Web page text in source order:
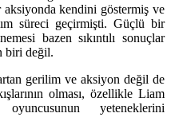
aksiyonda kendini göstermiş ve
süreci geçirmişti. Güçlü bir
bazen sıkıntılı sonuçlar
biri değil.
gerilim ve aksiyon değil de
olması, özellikle Liam
yeteneklerini